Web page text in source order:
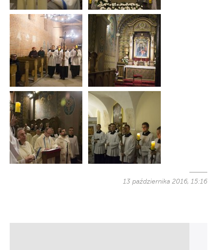
13 października 2016, 15:16